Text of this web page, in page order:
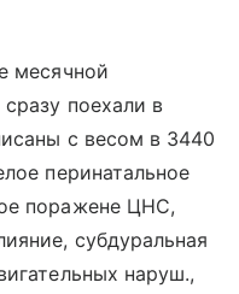
месячной
поехали в
с весом в 3440
перинатальное
поражене ЦНС,
субдуральная
наруш.,